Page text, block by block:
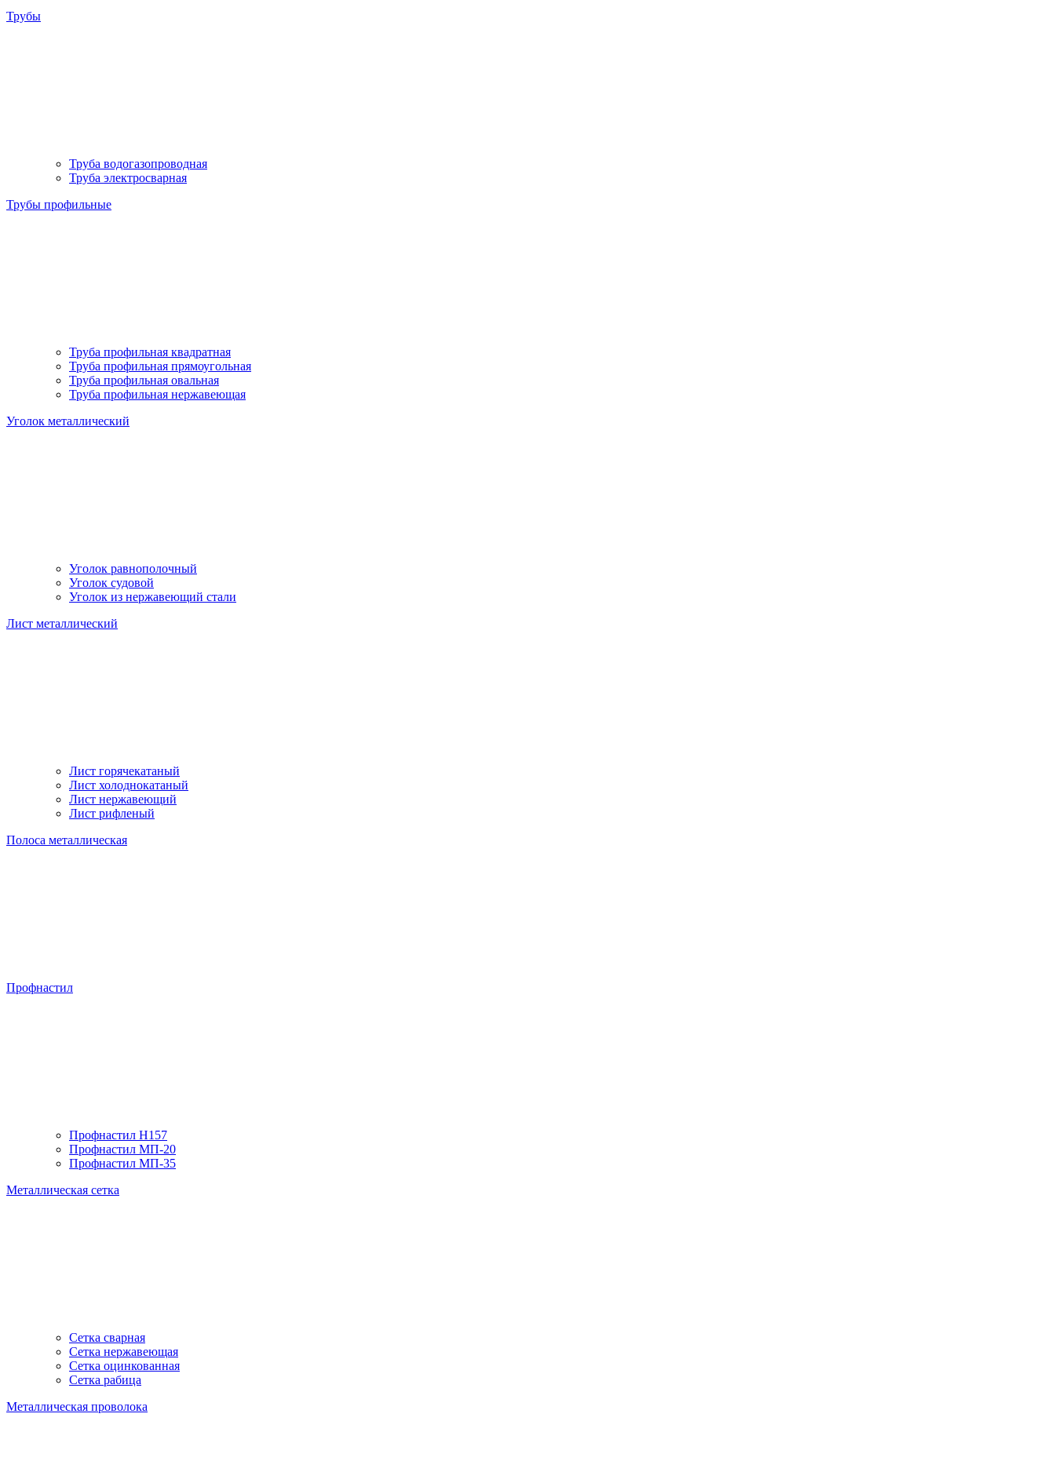
Трубы
Труба водогазопроводная
Труба электросварная
Трубы профильные
Труба профильная квадратная
Труба профильная прямоугольная
Труба профильная овальная
Труба профильная нержавеющая
Уголок металлический
Уголок равнополочный
Уголок судовой
Уголок из нержавеющий стали
Лист металлический
Лист горячекатаный
Лист холоднокатаный
Лист нержавеющий
Лист рифленый
Полоса металлическая
Профнастил
Профнастил H157
Профнастил МП-20
Профнастил МП-35
Металлическая сетка
Сетка сварная
Сетка нержавеющая
Сетка оцинкованная
Сетка рабица
Металлическая проволока